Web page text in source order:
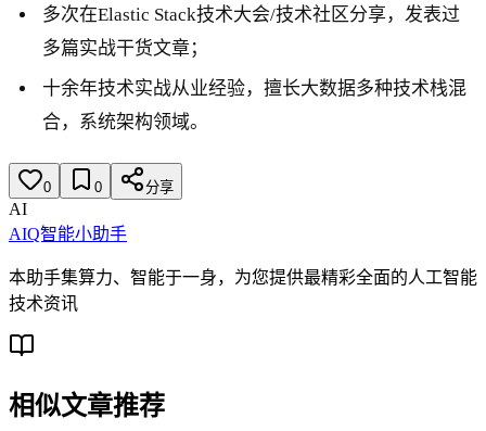
多次在Elastic Stack技术大会/技术社区分享，发表过
多篇实战干货文章；
十余年技术实战从业经验，擅长大数据多种技术栈混
合，系统架构领域。
0 0 分享
AI
AIQ智能小助手
本助手集算力、智能于一身，为您提供最精彩全面的人工智能
技术资讯
相似文章推荐